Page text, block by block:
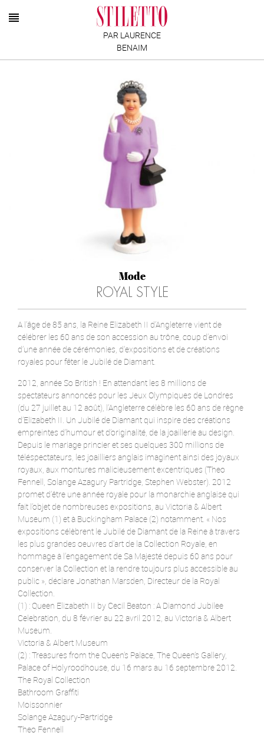
PAR LAURENCE
BENAIM
Mode
ROYAL STYLE
A l’âge de 85 ans, la Reine Elizabeth II d’Angleterre vient de
célébrer les 60 ans de son accession au trône, coup d’envoi
d’une année de cérémonies, d'expositions et de créations
royales pour fêter le Jubilé de Diamant.
2012, année So British ! En attendant les 8 millions de
spectateurs annoncés pour les Jeux Olympiques de Londres
(du 27 juillet au 12 août), l’Angleterre célèbre les 60 ans de règne
d’Elizabeth II. Un Jubilé de Diamant qui inspire des créations
empreintes d’humour et d’originalité, de la joaillerie au design.
Depuis le mariage princier et ses quelques 300 millions de
téléspectateurs, les joailliers anglais imaginent ainsi des joyaux
royaux, aux montures malicieusement excentriques (Theo
Fennell, Solange Azagury Partridge, Stephen Webster). 2012
promet d’être une année royale pour la monarchie anglaise qui
fait l’objet de nombreuses expositions, au Victoria & Albert
Museum (1) et à Buckingham Palace (2) notamment. « Nos
expositions célèbrent le Jubilé de Diamant de la Reine à travers
les plus grandes oeuvres d’art de la Collection Royale, en
hommage à l’engagement de Sa Majesté depuis 60 ans pour
conserver la Collection et la rendre toujours plus accessible au
public », déclare Jonathan Marsden, Directeur de la Royal
Collection.
(1) : Queen Elizabeth II by Cecil Beaton : A Diamond Jubilee
Celebration, du 8 février au 22 avril 2012, au Victoria & Albert
Museum.
Victoria & Albert Museum
(2) : Treasures from the Queen’s Palace, The Queen’s Gallery,
Palace of Holyroodhouse, du 16 mars au 16 septembre 2012.
The Royal Collection
Bathroom Graffiti
Moissonnier
Solange Azagury-Partridge
Theo Fennell